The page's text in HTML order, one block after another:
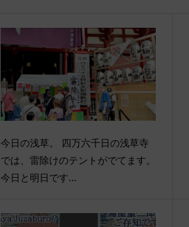
今日の浅草。 四万六千日の浅草寺
では、雷除けのテントがでてます。
今日と明日です...